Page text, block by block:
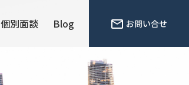
個別面談 Blog お問い合せ